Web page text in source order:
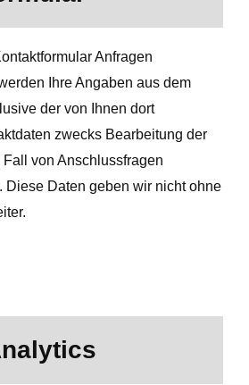
Anfragen
Ihre Angaben aus dem
der von Ihnen dort
zwecks Bearbeitung der
von Anschlussfragen
Diese Daten geben wir nicht ohne